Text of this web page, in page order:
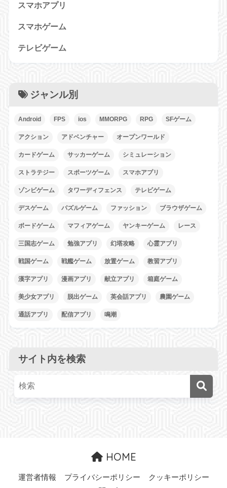
スマホアプリ
スマホゲーム
テレビゲーム
ジャンル別
Android FPS ios MMORPG RPG SFゲーム
アクション アドベンチャー オープンワールド
カードゲーム サッカーゲーム シミュレーション
ストラテジー スポーツゲーム スマホアプリ
ゾンビゲーム タワーディフェンス テレビゲーム
デスゲーム パズルゲーム ファッション ブラウザゲーム
ボードゲーム マフィアゲーム ヤンキーゲーム レース
三国志ゲーム 勉強アプリ 幻塔攻略 心霊アプリ
戦国ゲーム 戦艦ゲーム 放置ゲーム 教習アプリ
漢字アプリ 漫画アプリ 献立アプリ 箱庭ゲーム
美少女アプリ 脱出ゲーム 英会話アプリ 農園ゲーム
通話アプリ 配信アプリ 鳴潮
サイト内を検索
HOME
運営者情報 プライバシーポリシー
クッキーポリシー